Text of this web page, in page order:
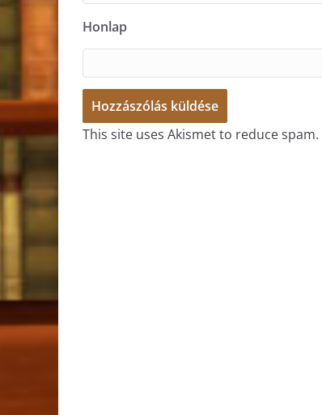
Honlap
This site uses Akismet to reduce spam.